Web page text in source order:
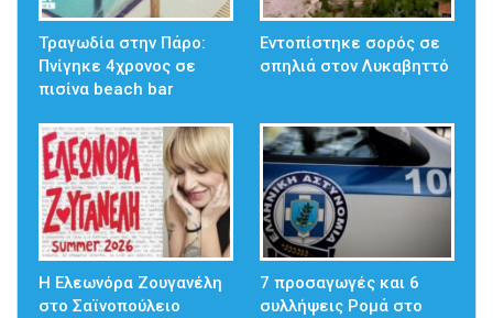
Τραγωδία στην Πάρο:
Πνίγηκε 4χρονος σε
πισίνα beach bar
Εντοπίστηκε σορός σε
σπηλιά στον Λυκαβηττό
Η Ελεωνόρα Ζουγανέλη
στο Σαϊνοπούλειο
7 προσαγωγές και 6
συλλήψεις Ρομά στο